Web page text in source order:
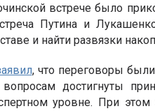
встрече было
Путина и
и найти развязки
, что переговоры
достигнуты
уровне. При этом